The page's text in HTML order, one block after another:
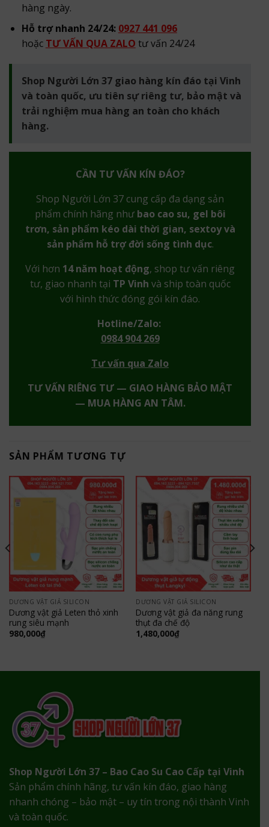
hàng ngày.
Hỗ trợ nhanh 24/24: 0927 441 096
hoặc TƯ VẤN QUA ZALO tư vấn 24/24
Shop Người Lớn 37 giao hàng kín đáo tại Vinh
và toàn quốc, ưu tiên sự riêng tư, bảo mật và
trải nghiệm mua hàng an toàn cho khách
hàng.
CẦN TƯ VẤN KÍN ĐÁO?
Shop Người Lớn 37 cung cấp đa dạng sản
phẩm chính hãng như bao cao su, gel bôi
trơn, sản phẩm kéo dài thời gian, sextoy và
sản phẩm hỗ trợ đời sống tình dục.
Với hơn 14 năm hoạt động, shop tư vấn riêng
tư, giao nhanh tại TP Vinh và ship toàn quốc
với hình thức đóng gói kín đáo.
Hotline/Zalo:
0984 904 269
Tư vấn qua Zalo
TƯ VẤN RIÊNG TƯ — GIAO HÀNG BẢO MẬT
— MUA HÀNG AN TÂM.
SẢN PHẨM TƯƠNG TỰ
DƯƠNG VẬT GIẢ SILICON
Dương vật giả Leten thỏ xinh
rung siêu mạnh
980,000₫
DƯƠNG VẬT GIẢ SILICON
Dương vật giả đa năng rung
thụt đa chế độ
1,480,000₫
Shop Người Lớn 37 – Bao Cao Su Cao Cấp tại Vinh
Sản phẩm chính hãng, tư vấn kín đáo, giao hàng
nhanh chóng – bảo mật – uy tín trong nội thành Vinh
và toàn quốc.